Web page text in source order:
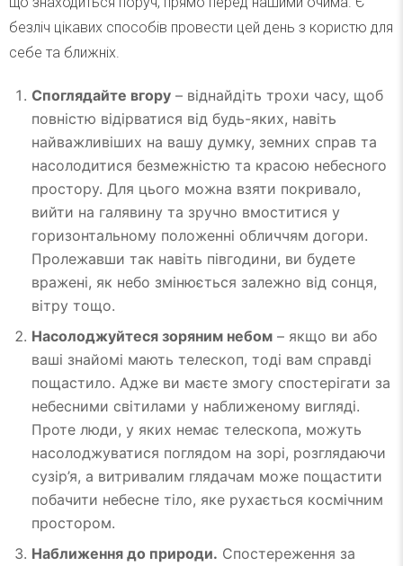
безліч цікавих способів провести цей день з користю для
себе та ближніх.
Споглядайте вгору – віднайдіть трохи часу, щоб
повністю відірватися від будь-яких, навіть
найважливіших на вашу думку, земних справ та
насолодитися безмежністю та красою небесного
простору. Для цього можна взяти покривало,
вийти на галявину та зручно вмоститися у
горизонтальному положенні обличчям догори.
Пролежавши так навіть півгодини, ви будете
вражені, як небо змінюється залежно від сонця,
вітру тощо.
Насолоджуйтеся зоряним небом – якщо ви або
ваші знайомі мають телескоп, тоді вам справді
пощастило. Адже ви маєте змогу спостерігати за
небесними світилами у наближеному вигляді.
Проте люди, у яких немає телескопа, можуть
насолоджуватися поглядом на зорі, розглядаючи
сузір’я, а витривалим глядачам може пощастити
побачити небесне тіло, яке рухається космічним
простором.
Наближення до природи. Спостереження за